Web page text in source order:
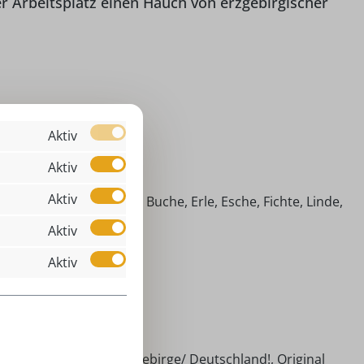
Baumclipser
Hölzer (Ahorn, Buche, Erle, Esche, Fichte, Linde,
cm
aus dem Erzgebirge/ Deutschland!, Original
Aktiv
Aktiv
Aktiv
Aktiv
Aktiv